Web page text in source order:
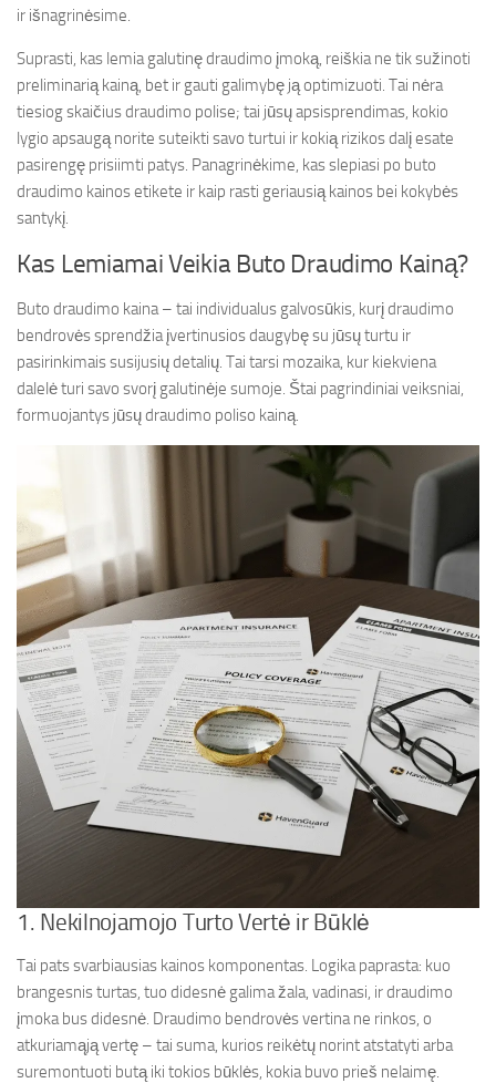
ir išnagrinėsime.
Suprasti, kas lemia galutinę draudimo įmoką, reiškia ne tik sužinoti
preliminarią kainą, bet ir gauti galimybę ją optimizuoti. Tai nėra
tiesiog skaičius draudimo polise; tai jūsų apsisprendimas, kokio
lygio apsaugą norite suteikti savo turtui ir kokią rizikos dalį esate
pasirengę prisiimti patys. Panagrinėkime, kas slepiasi po buto
draudimo kainos etikete ir kaip rasti geriausią kainos bei kokybės
santykį.
Kas Lemiamai Veikia Buto Draudimo Kainą?
Buto draudimo kaina – tai individualus galvosūkis, kurį draudimo
bendrovės sprendžia įvertinusios daugybę su jūsų turtu ir
pasirinkimais susijusių detalių. Tai tarsi mozaika, kur kiekviena
dalelė turi savo svorį galutinėje sumoje. Štai pagrindiniai veiksniai,
formuojantys jūsų draudimo poliso kainą.
1. Nekilnojamojo Turto Vertė ir Būklė
Tai pats svarbiausias kainos komponentas. Logika paprasta: kuo
brangesnis turtas, tuo didesnė galima žala, vadinasi, ir draudimo
įmoka bus didesnė. Draudimo bendrovės vertina ne rinkos, o
atkuriamąją vertę – tai suma, kurios reikėtų norint atstatyti arba
suremontuoti butą iki tokios būklės, kokia buvo prieš nelaimę.